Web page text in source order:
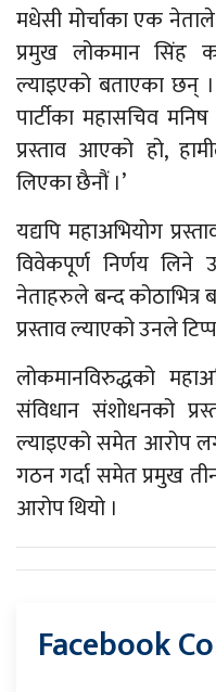
मधेसी मोर्चाका एक
प्रमुख लोकमान सिंह
ल्याइएको बताएका छन्
पार्टीका महासचिव
प्रस्ताव आएको हो,
लिएका छैनौं ।’
यद्यपि महाअभियोग
विवेकपूर्ण निर्णय
नेताहरुले बन्द कोठाभित्र
प्रस्ताव ल्याएको उनले
लोकमानविरुद्धको
संविधान संशोधनको
ल्याइएको समेत आरोप
गठन गर्दा समेत प्रमुख
आरोप थियो ।
Facebook